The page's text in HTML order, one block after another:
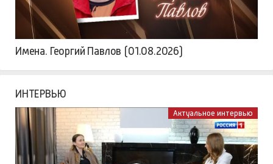
Имена. Георгий Павлов (01.08.2026)
ИНТЕРВЬЮ
Актуальное интервью